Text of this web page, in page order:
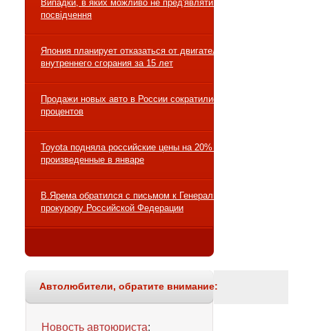
Випадки, в яких можливо не пред'являти водійське
посвідчення
Япония планирует отказаться от двигателей
внутреннего сгорания за 15 лет
Продажи новых авто в России сократились на 10
процентов
Toyota подняла российские цены на 20% на авто,
произведенные в январе
В.Ярема обратился с письмом к Генеральному
прокурору Российской Федерации
Автолюбители, обратите внимание:
Новость автоюриста: